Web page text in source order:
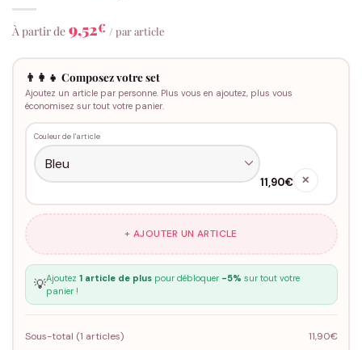
À partir de 9,52€ / par article
👨‍👩‍👧 Composez votre set
Ajoutez un article par personne. Plus vous en ajoutez, plus vous
économisez sur tout votre panier.
Couleur de l'article
11,90€ ✕
+ AJOUTER UN ARTICLE
💡Ajoutez 1 article de pluspour débloquer -5% sur tout votre
panier !
Sous-total (1 articles) 11,90€